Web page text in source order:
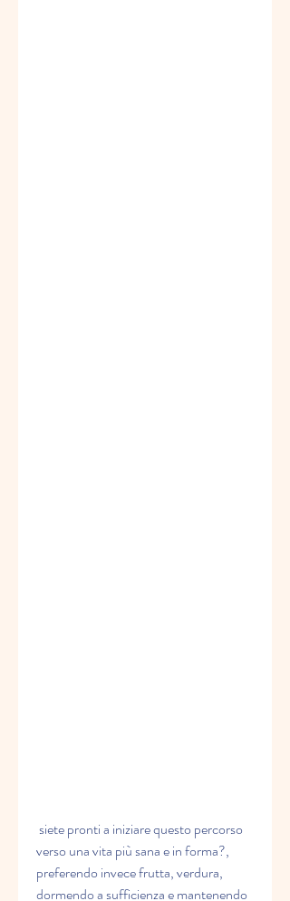
verso una vita più sana e in forma?,
preferendo invece frutta, verdura,
dormendo a sufficienza e mantenendo